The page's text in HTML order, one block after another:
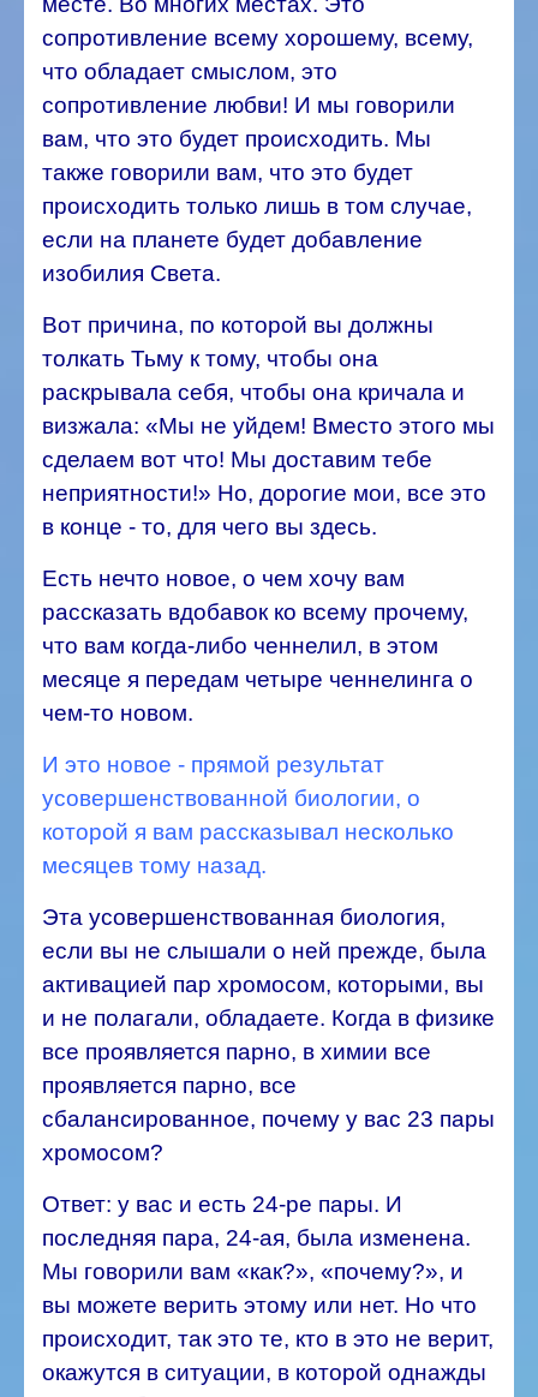
сопротивление всему хорошему, всему,
что обладает смыслом, это
сопротивление любви! И мы говорили
вам, что это будет происходить. Мы
также говорили вам, что это будет
происходить только лишь в том случае,
если на планете будет добавление
изобилия Света.
Вот причина, по которой вы должны
толкать Тьму к тому, чтобы она
раскрывала себя, чтобы она кричала и
визжала: «Мы не уйдем! Вместо этого мы
сделаем вот что! Мы доставим тебе
неприятности!» Но, дорогие мои, все это
в конце - то, для чего вы здесь.
Есть нечто новое, о чем хочу вам
рассказать вдобавок ко всему прочему,
что вам когда-либо ченнелил, в этом
месяце я передам четыре ченнелинга о
чем-то новом.
И это новое - прямой результат
усовершенствованной биологии, о
которой я вам рассказывал несколько
месяцев тому назад.
Эта усовершенствованная биология,
если вы не слышали о ней прежде, была
активацией пар хромосом, которыми, вы
и не полагали, обладаете. Когда в физике
все проявляется парно, в химии все
проявляется парно, все
сбалансированное, почему у вас 23 пары
хромосом?
Ответ: у вас и есть 24-ре пары. И
последняя пара, 24-ая, была изменена.
Мы говорили вам «как?», «почему?», и
вы можете верить этому или нет. Но что
происходит, так это те, кто в это не верит,
окажутся в ситуации, в которой однажды